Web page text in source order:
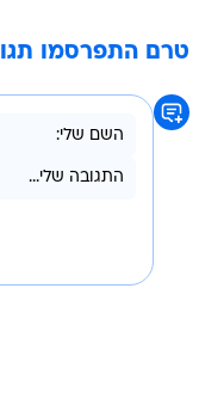
טרם התפרסמו